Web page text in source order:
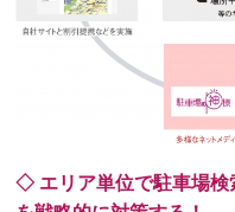
◇ エリア単位で駐車場検